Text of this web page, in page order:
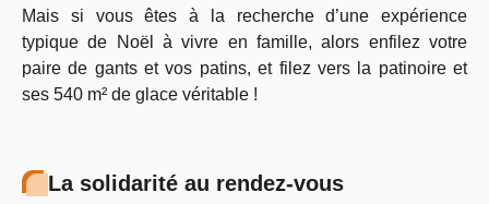
Mais si vous êtes à la recherche d’une expérience
typique de Noël à vivre en famille, alors enfilez votre
paire de gants et vos patins, et filez vers la patinoire et
ses 540 m² de glace véritable !
La solidarité au rendez-vous